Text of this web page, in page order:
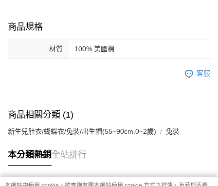
商品規格
材質 100% 美國棉
客服
商品相關分類 (1)
新生兒肚衣/蝴蝶衣/兔裝/出生帽(55~90cm.0~2歲) 兔裝
本分類熱銷全站排行